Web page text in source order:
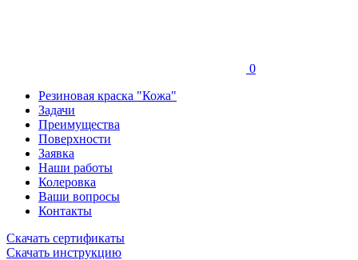
0
Резиновая краска "Кожа"
Задачи
Преимущества
Поверхности
Заявка
Наши работы
Колеровка
Ваши вопросы
Контакты
Скачать сертификаты
Скачать инструкцию